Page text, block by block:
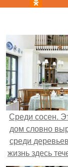
Среди сосен.
дом словно
среди
жизнь здесь